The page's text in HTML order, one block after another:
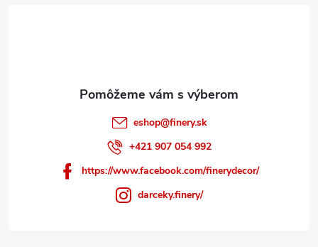
eshop@finery.sk
+421 907 054 992
https://www.facebook.com/finerydecor/
darceky.finery/